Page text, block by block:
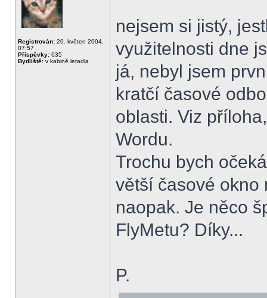
Registrován: 20. květen 2004,
07:57
Příspěvky: 635
Bydliště: v kabině letadla
nejsem si jistý,
využitelnosti dne
já, nebyl jsem
kratčí časové
oblasti. Viz
Wordu.
Trochu bych
větší časové okno
naopak. Je něco
FlyMetu? Díky...
P.